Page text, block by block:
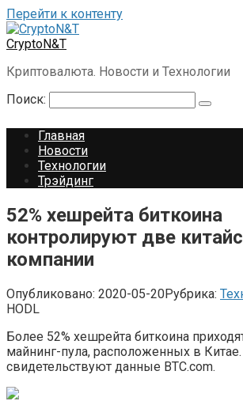
Перейти к контенту
CryptoN&T
Криптовалюта. Новости и Технологии
Поиск:
Главная
Новости
Технологии
Трэйдинг
52% хешрейта биткоина
контролируют две
компании
Опубликовано: 2020-05-20Рубрика:
HODL
Более 52% хешрейта биткоина
майнинг-пула, расположенных в
свидетельствуют данные BTC.com.